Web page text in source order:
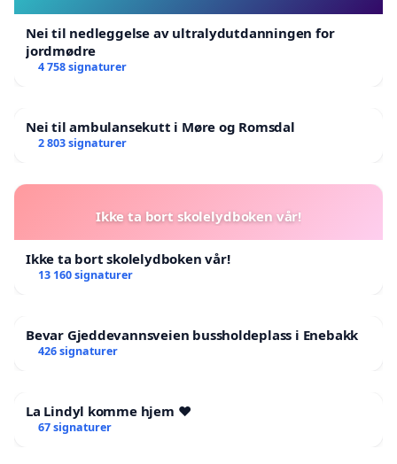
Nei til nedleggelse av ultralydutdanningen for
jordmødre
4 758 signaturer
Nei til ambulansekutt i Møre og Romsdal
2 803 signaturer
Ikke ta bort skolelydboken vår!
Ikke ta bort skolelydboken vår!
13 160 signaturer
Bevar Gjeddevannsveien bussholdeplass i Enebakk
426 signaturer
La Lindyl komme hjem ❤️
67 signaturer